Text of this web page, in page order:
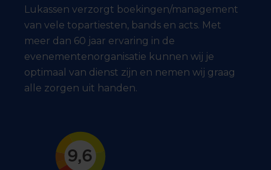
Lukassen verzorgt boekingen/management
van vele topartiesten, bands en acts. Met
meer dan 60 jaar ervaring in de
evenementenorganisatie kunnen wij je
optimaal van dienst zijn en nemen wij graag
alle zorgen uit handen.